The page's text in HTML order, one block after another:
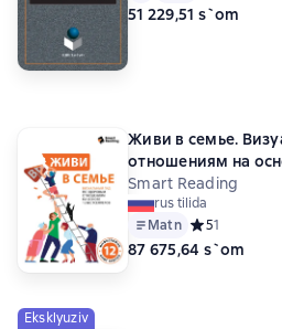
51 229,51 s`om
Живи в семье.
отношениям на
Smart Reading
rus tilida
Matn Средний
51
87 675,64 s`om
Eksklyuziv